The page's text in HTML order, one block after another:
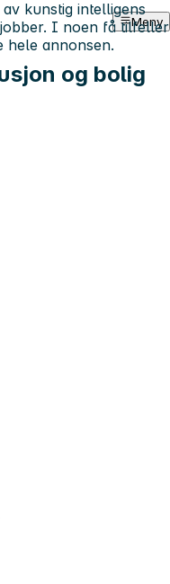
Meny
og bolig
kunstig intelligens
I noen få tilfeller
hele annonsen.